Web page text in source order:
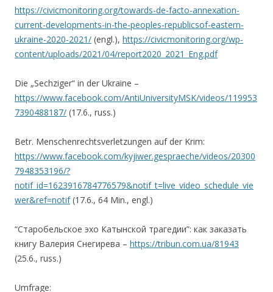
https://civicmonitoring.org/towards-de-facto-annexation-
current-developments-in-the-peoples-republicsof-eastern-
ukraine-2020-2021/ (engl.), https://civicmonitoring.org/wp-
content/uploads/2021/04/report2020_2021_Eng.pdf
Die „Sechziger“ in der Ukraine –
https://www.facebook.com/AntiUniversityMSK/videos/119953
7390488187/ (17.6., russ.)
Betr. Menschenrechtsverletzungen auf der Krim:
https://www.facebook.com/kyjiwer.gespraeche/videos/20300
7948353196/?
notif_id=1623916784776579&notif_t=live_video_schedule_vie
wer&ref=notif(17.6., 64 Min., engl.)
“Старобельское эхо Катынской трагедии”: как заказать
книгу Валерия Снегирева – https://tribun.com.ua/81943
(25.6., russ.)
Umfrage: